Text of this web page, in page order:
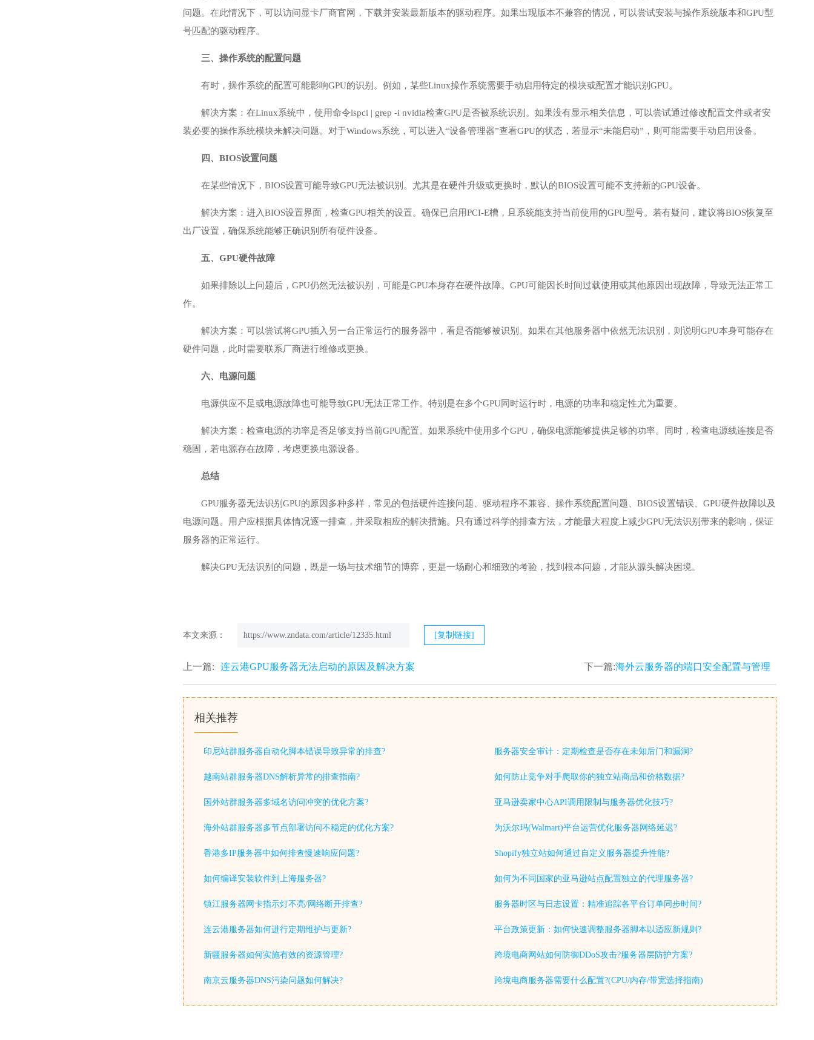
问题。在此情况下，可以访问显卡厂商官网，下载并安装最新版本的驱动程序。如果出现版本不兼容的情况，可以尝试安装与操作系统版本和GPU型
号匹配的驱动程序。
三、操作系统的配置问题
有时，操作系统的配置可能影响GPU的识别。例如，某些Linux操作系统需要手动启用特定的模块或配置才能识别GPU。
解决方案：在Linux系统中，使用命令lspci | grep -i nvidia检查GPU是否被系统识别。如果没有显示相关信息，可以尝试通过修改配置文件或者安
装必要的操作系统模块来解决问题。对于Windows系统，可以进入“设备管理器”查看GPU的状态，若显示“未能启动”，则可能需要手动启用设备。
四、BIOS设置问题
在某些情况下，BIOS设置可能导致GPU无法被识别。尤其是在硬件升级或更换时，默认的BIOS设置可能不支持新的GPU设备。
解决方案：进入BIOS设置界面，检查GPU相关的设置。确保已启用PCI-E槽，且系统能支持当前使用的GPU型号。若有疑问，建议将BIOS恢复至
出厂设置，确保系统能够正确识别所有硬件设备。
五、GPU硬件故障
如果排除以上问题后，GPU仍然无法被识别，可能是GPU本身存在硬件故障。GPU可能因长时间过载使用或其他原因出现故障，导致无法正常工
作。
解决方案：可以尝试将GPU插入另一台正常运行的服务器中，看是否能够被识别。如果在其他服务器中依然无法识别，则说明GPU本身可能存在
硬件问题，此时需要联系厂商进行维修或更换。
六、电源问题
电源供应不足或电源故障也可能导致GPU无法正常工作。特别是在多个GPU同时运行时，电源的功率和稳定性尤为重要。
解决方案：检查电源的功率是否足够支持当前GPU配置。如果系统中使用多个GPU，确保电源能够提供足够的功率。同时，检查电源线连接是否
稳固，若电源存在故障，考虑更换电源设备。
总结
GPU服务器无法识别GPU的原因多种多样，常见的包括硬件连接问题、驱动程序不兼容、操作系统配置问题、BIOS设置错误、GPU硬件故障以及
电源问题。用户应根据具体情况逐一排查，并采取相应的解决措施。只有通过科学的排查方法，才能最大程度上减少GPU无法识别带来的影响，保证
服务器的正常运行。
解决GPU无法识别的问题，既是一场与技术细节的博弈，更是一场耐心和细致的考验，找到根本问题，才能从源头解决困境。
本文来源： https://www.zndata.com/article/12335.html [复制链接]
上一篇: 连云港GPU服务器无法启动的原因及解决方案 下一篇:海外云服务器的端口安全配置与管理
相关推荐
印尼站群服务器自动化脚本错误导致异常的排查?
越南站群服务器DNS解析异常的排查指南?
国外站群服务器多域名访问冲突的优化方案?
海外站群服务器多节点部署访问不稳定的优化方案?
香港多IP服务器中如何排查慢速响应问题?
如何编译安装软件到上海服务器?
镇江服务器网卡指示灯不亮/网络断开排查?
连云港服务器如何进行定期维护与更新?
新疆服务器如何实施有效的资源管理?
南京云服务器DNS污染问题如何解决?
服务器安全审计：定期检查是否存在未知后门和漏洞?
如何防止竞争对手爬取你的独立站商品和价格数据?
亚马逊卖家中心API调用限制与服务器优化技巧?
为沃尔玛(Walmart)平台运营优化服务器网络延迟?
Shopify独立站如何通过自定义服务器提升性能?
如何为不同国家的亚马逊站点配置独立的代理服务器?
服务器时区与日志设置：精准追踪各平台订单同步时间?
平台政策更新：如何快速调整服务器脚本以适应新规则?
跨境电商网站如何防御DDoS攻击?服务器层防护方案?
跨境电商服务器需要什么配置?(CPU/内存/带宽选择指南)